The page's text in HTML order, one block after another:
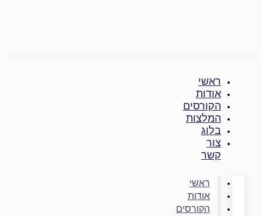
ראשי
אודות
הקורסים
המלצות
בלוג
צור
קשר
ראשי
אודות
הקורסים